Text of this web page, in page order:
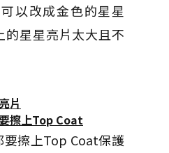
以改成金色的星星
的星星亮片太大且不
擦上Top Coat保護